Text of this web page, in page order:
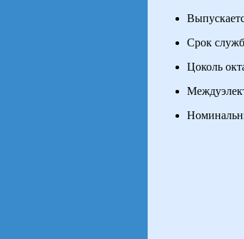
Срок
Цоколь